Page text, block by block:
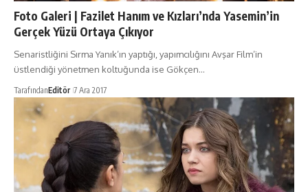
Foto Galeri | Fazilet Hanım ve Kızları’nda Yasemin’in
Gerçek Yüzü Ortaya Çıkıyor
Senaristliğini Sırma Yanık’ın yaptığı, yapımcılığını Avşar Film’in
üstlendiği yönetmen koltuğunda ise Gökçen…
TarafındanEditör 7 Ara 2017